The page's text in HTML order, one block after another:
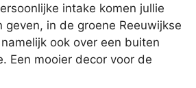
intake komen jullie
in de groene Reeuwijkse
ook over een buiten
Een mooier decor voor de